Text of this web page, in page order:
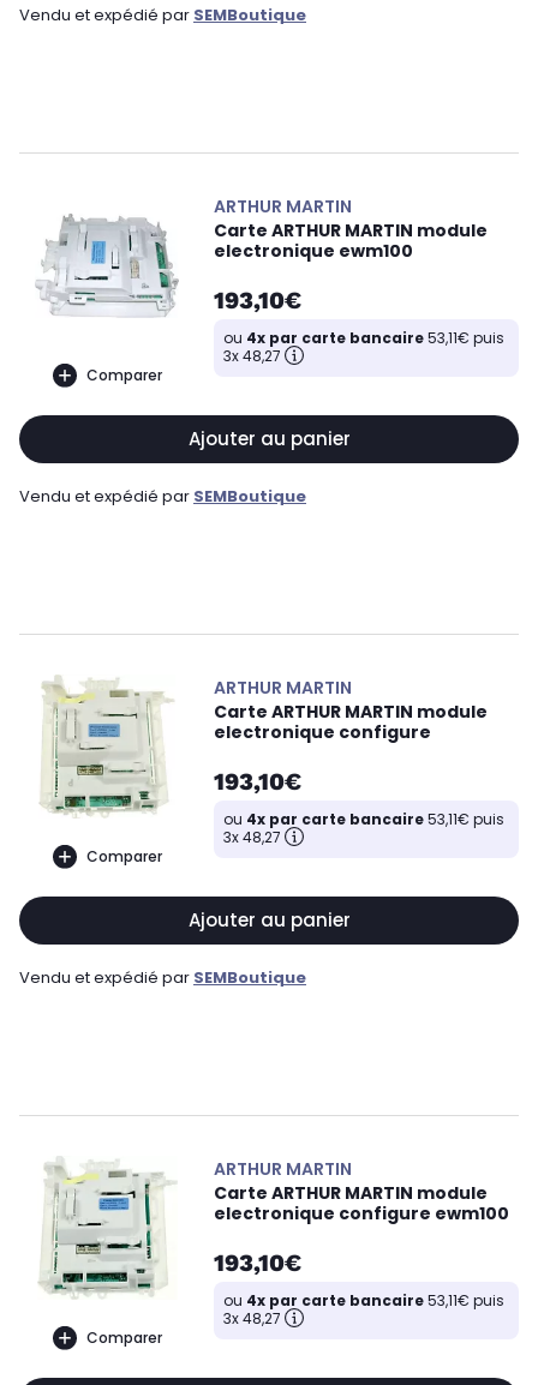
Vendu et expédié par SEMBoutique
Comparer
ARTHUR MARTIN
Carte ARTHUR MARTIN module
electronique ewm100
193,10€
ou 4x par carte bancaire53,11€ puis
3x 48,27
Ajouter au panier
Vendu et expédié par SEMBoutique
Comparer
ARTHUR MARTIN
Carte ARTHUR MARTIN module
electronique configure
193,10€
ou 4x par carte bancaire53,11€ puis
3x 48,27
Ajouter au panier
Vendu et expédié par SEMBoutique
Comparer
ARTHUR MARTIN
Carte ARTHUR MARTIN module
electronique configure ewm100
193,10€
ou 4x par carte bancaire53,11€ puis
3x 48,27